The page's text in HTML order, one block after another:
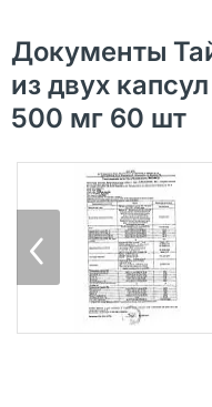
Документы
из двух
500 мг 60 шт